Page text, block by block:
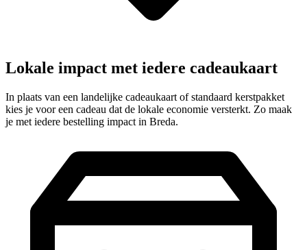
Lokale impact met iedere cadeaukaart
In plaats van een landelijke cadeaukaart of standaard kerstpakket
kies je voor een cadeau dat de lokale economie versterkt. Zo maak
je met iedere bestelling impact in Breda.